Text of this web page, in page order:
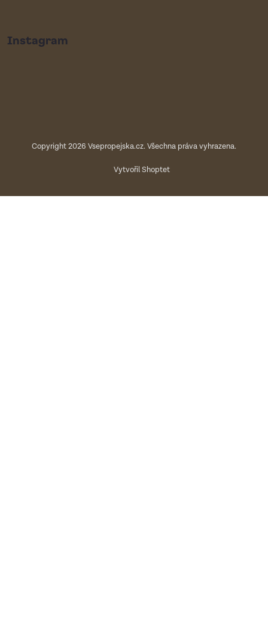
Instagram
Vytvořil Shoptet
Copyright 2026 Vsepropejska.cz. Všechna práva vyhrazena.